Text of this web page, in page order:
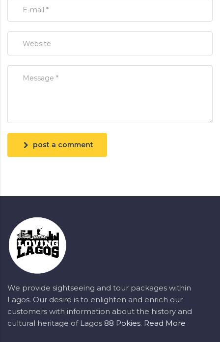
post a comment
We provide sightseeing and tour packages within
Lagos. Our desire is to enlighten and enrich our
customers with information about the history and
cultural heritage of Lagos 88 Pokies. Read More